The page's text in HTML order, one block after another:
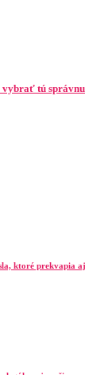
vybrať tú správnu
ktoré prekvapia aj